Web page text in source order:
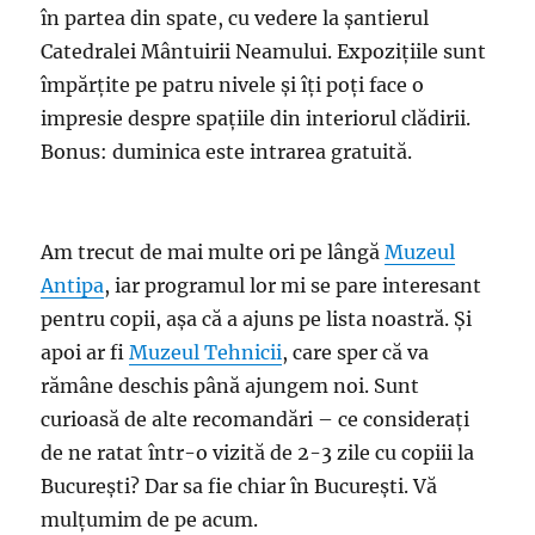
în partea din spate, cu vedere la șantierul
Catedralei Mântuirii Neamului. Expozițiile sunt
împărțite pe patru nivele și îți poți face o
impresie despre spațiile din interiorul clădirii.
Bonus: duminica este intrarea gratuită.
Am trecut de mai multe ori pe lângăMuzeul
Antipa, iar programul lor mi se pare interesant
pentru copii, așa că a ajuns pe lista noastră. Și
apoi ar fiMuzeul Tehnicii, care sper că va
rămâne deschis până ajungem noi. Sunt
curioasă de alte recomandări – ce considerați
de ne ratat într-o vizită de 2-3 zile cu copiii la
București? Dar sa fie chiar în București. Vă
mulțumim de pe acum.